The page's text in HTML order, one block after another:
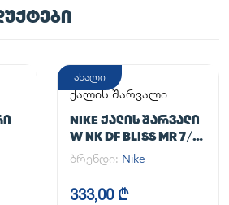
ახალი
ქალის შარვალი
NIKE ᲥᲐᲚᲘᲡ ᲨᲐᲠᲕᲐᲚᲘ
W NK DF BLISS MR 7/8
JOGGER
ბრენდი: Nike
333,00 ₾